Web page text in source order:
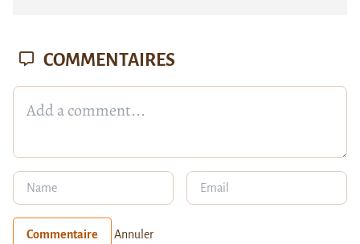
COMMENTAIRES
Commentaire Annuler